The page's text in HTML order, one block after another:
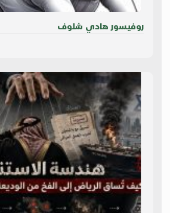
روفيسور هادي شلوف